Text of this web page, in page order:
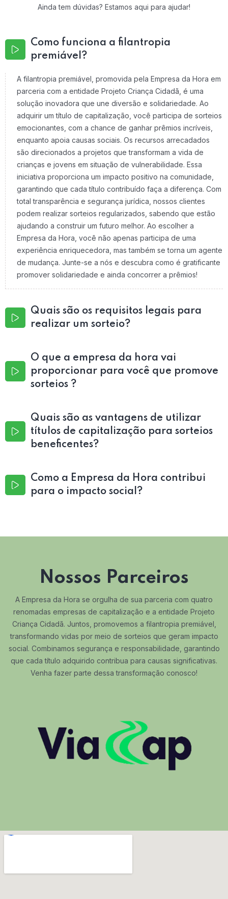
Ainda tem dúvidas? Estamos aqui para ajudar!
Como funciona a filantropia
premiável?
A filantropia premiável, promovida pela Empresa da Hora em
parceria com a entidade Projeto Criança Cidadã, é uma
solução inovadora que une diversão e solidariedade. Ao
adquirir um título de capitalização, você participa de sorteios
emocionantes, com a chance de ganhar prêmios incríveis,
enquanto apoia causas sociais. Os recursos arrecadados
são direcionados a projetos que transformam a vida de
crianças e jovens em situação de vulnerabilidade. Essa
iniciativa proporciona um impacto positivo na comunidade,
garantindo que cada título contribuído faça a diferença. Com
total transparência e segurança jurídica, nossos clientes
podem realizar sorteios regularizados, sabendo que estão
ajudando a construir um futuro melhor. Ao escolher a
Empresa da Hora, você não apenas participa de uma
experiência enriquecedora, mas também se torna um agente
de mudança. Junte-se a nós e descubra como é gratificante
promover solidariedade e ainda concorrer a prêmios!
Quais são os requisitos legais para
realizar um sorteio?
O que a empresa da hora vai
proporcionar para você que promove
sorteios ?
Quais são as vantagens de utilizar
títulos de capitalização para sorteios
beneficentes?
Como a Empresa da Hora contribui
para o impacto social?
Nossos Parceiros
A Empresa da Hora se orgulha de sua parceria com quatro
renomadas empresas de capitalização e a entidade Projeto
Criança Cidadã. Juntos, promovemos a filantropia premiável,
transformando vidas por meio de sorteios que geram impacto
social. Combinamos segurança e responsabilidade, garantindo
que cada título adquirido contribua para causas significativas.
Venha fazer parte dessa transformação conosco!